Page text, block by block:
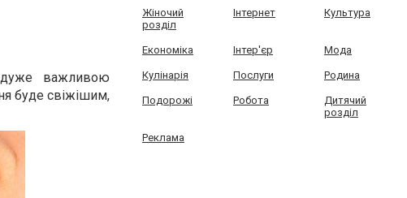
дуже важливою
буде свіжішим,
Жіночий
розділ
Інтернет Культура
Економіка Інтер'єр Мода
Кулінарія Послуги Родина
Подорожі Робота
Дитячий
розділ
Реклама